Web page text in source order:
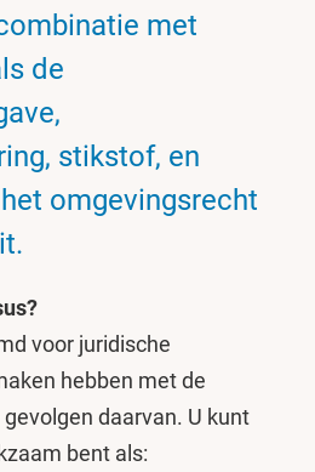
met
de
stikstof, en
omgevingsrecht
voor juridische
hebben met de
daarvan. U kunt
bent als: